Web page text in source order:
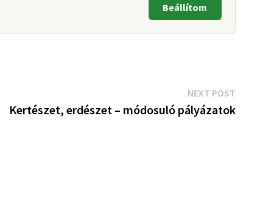
Beállítom
NEXT POSTNext
post:
Kertészet, erdészet – módosuló pályázatok